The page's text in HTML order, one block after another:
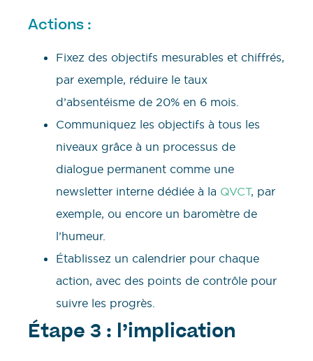
Actions :
Fixez des objectifs mesurables et chiffrés,
par exemple, réduire le taux
d’absentéisme de 20% en 6 mois.
Communiquez les objectifs à tous les
niveaux grâce à un processus de
dialogue permanent comme une
newsletter interne dédiée à la QVCT, par
exemple, ou encore un baromètre de
l’humeur.
Établissez un calendrier pour chaque
action, avec des points de contrôle pour
suivre les progrès.
Étape 3 : l’implication